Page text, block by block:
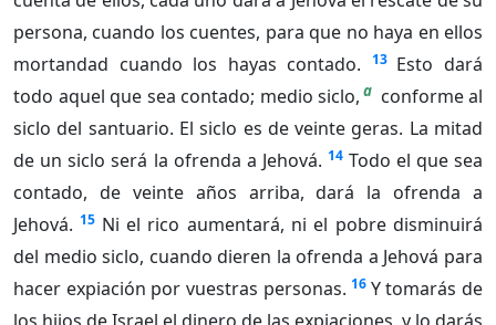
persona, cuando los cuentes, para que no haya en ellos
mortandad cuando los hayas contado.
13 Esto dará
todo aquel que sea contado; medio siclo, a conforme al
siclo del santuario. El siclo es de veinte geras. La mitad
de un siclo será la ofrenda a Jehová. 14 Todo el que sea
contado, de veinte años arriba, dará la ofrenda a
Jehová. 15 Ni el rico aumentará, ni el pobre disminuirá
del medio siclo, cuando dieren la ofrenda a Jehová para
hacer expiación por vuestras personas. 16 Y tomarás de